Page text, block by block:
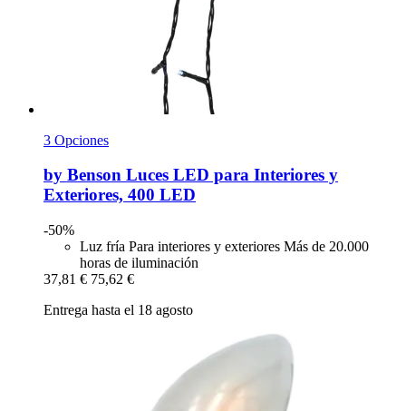
3 Opciones
by Benson Luces LED para Interiores y
Exteriores, 400 LED
-50%
Luz fría Para interiores y exteriores Más de 20.000
horas de iluminación
37,81 € 75,62 €
Entrega hasta el 18 agosto